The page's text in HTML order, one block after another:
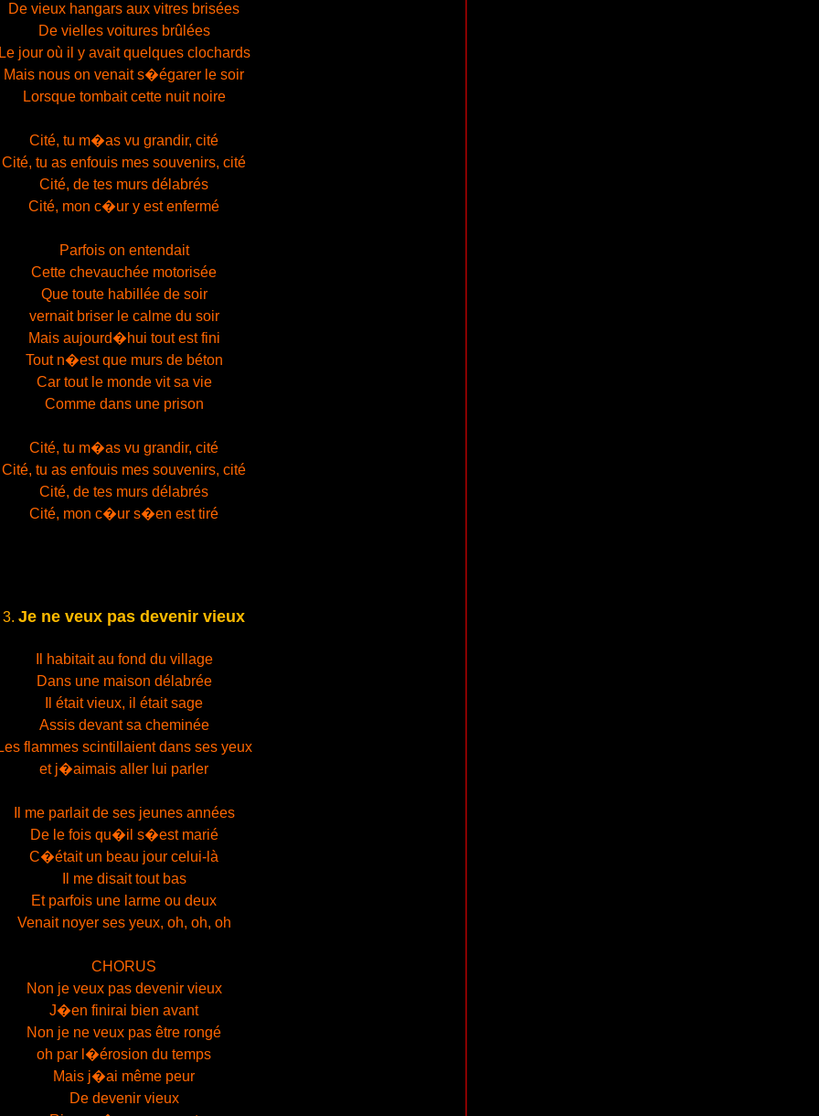
De vieux hangars aux vitres brisées
De vielles voitures brûlées
Le jour où il y avait quelques clochards
Mais nous on venait s�égarer le soir
Lorsque tombait cette nuit noire
Cité, tu m�as vu grandir, cité
Cité, tu as enfouis mes souvenirs, cité
Cité, de tes murs délabrés
Cité, mon c�ur y est enfermé
Parfois on entendait
Cette chevauchée motorisée
Que toute habillée de soir
vernait briser le calme du soir
Mais aujourd�hui tout est fini
Tout n�est que murs de béton
Car tout le monde vit sa vie
Comme dans une prison
Cité, tu m�as vu grandir, cité
Cité, tu as enfouis mes souvenirs, cité
Cité, de tes murs délabrés
Cité, mon c�ur s�en est tiré
3. Je ne veux pas devenir vieux
Il habitait au fond du village
Dans une maison délabrée
Il était vieux, il était sage
Assis devant sa cheminée
Les flammes scintillaient dans ses yeux
et j�aimais aller lui parler
Il me parlait de ses jeunes années
De le fois qu�il s�est marié
C�était un beau jour celui-là
Il me disait tout bas
Et parfois une larme ou deux
Venait noyer ses yeux, oh, oh, oh
CHORUS
Non je veux pas devenir vieux
J�en finirai bien avant
Non je ne veux pas être rongé
oh par l�érosion du temps
Mais j�ai même peur
De devenir vieux